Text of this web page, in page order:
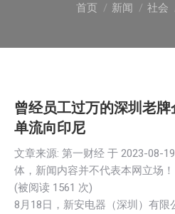
您在这里：
首页 新闻 社会
曾经员工过万的深圳老
单流向印尼
文章来源: 第一财经 于 2023-08-
体，新闻内容并不代表本网立场！
(被阅读 1 561 次)
8月18日，新安电器（深圳）有限